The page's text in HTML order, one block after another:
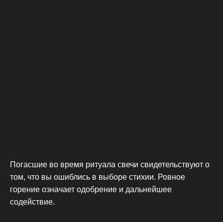
Погасшие во время ритуала свечи свидетельствуют о
том, что вы ошиблись в выборе стихии. Ровное
горение означает одобрение и дальнейшее
содействие.